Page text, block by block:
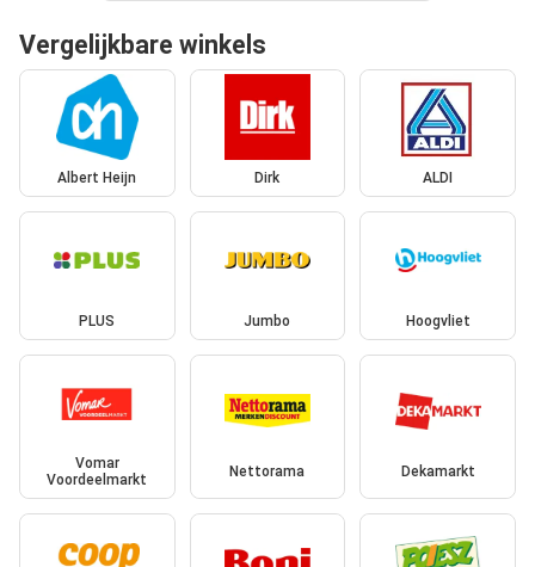
Vergelijkbare winkels
Albert Heijn Dirk ALDI
PLUS Jumbo Hoogvliet
Vomar
Voordeelmarkt
Nettorama Dekamarkt